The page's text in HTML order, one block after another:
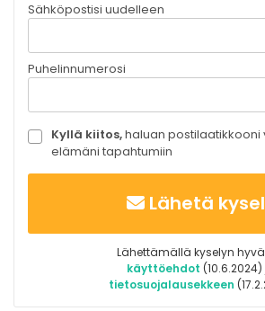
Sähköpostisi uudelleen
Puhelinnumerosi
Kyllä kiitos,haluan postilaatikkooni
elämäni tapahtumiin
Lähetä
Lähettämällä kyselyn
käyttöehdot
tietosuojalausekkeen